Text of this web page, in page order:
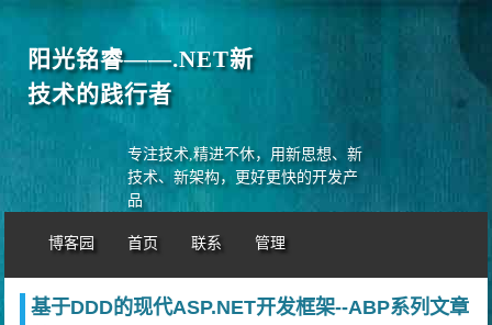
阳光铭睿——.NET新
技术的践行者
专注技术,精进不休，用新思想、新
技术、新架构，更好更快的开发产
品
博客园 首页 联系 管理
基于DDD的现代ASP.NET开发框架--ABP系列文章